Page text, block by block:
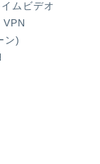
ムビデオ
ン)